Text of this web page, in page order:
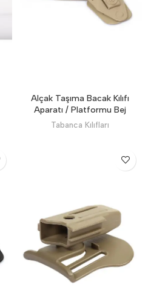
Alçak Taşıma Bacak Kılıfı
Aparatı / Platformu Bej
Tabanca Kılıfları